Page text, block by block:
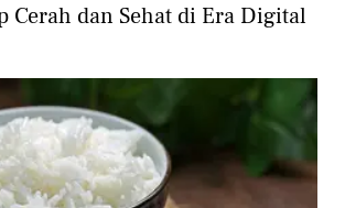
Cerah dan Sehat di Era Digital